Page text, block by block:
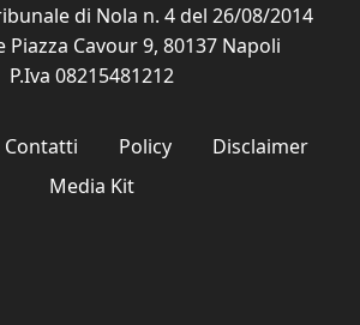
di Nola n. 4 del 26/08/2014
Piazza Cavour 9, 80137 Napoli
P.Iva 08215481212
Contatti Policy
Disclaimer
Media Kit